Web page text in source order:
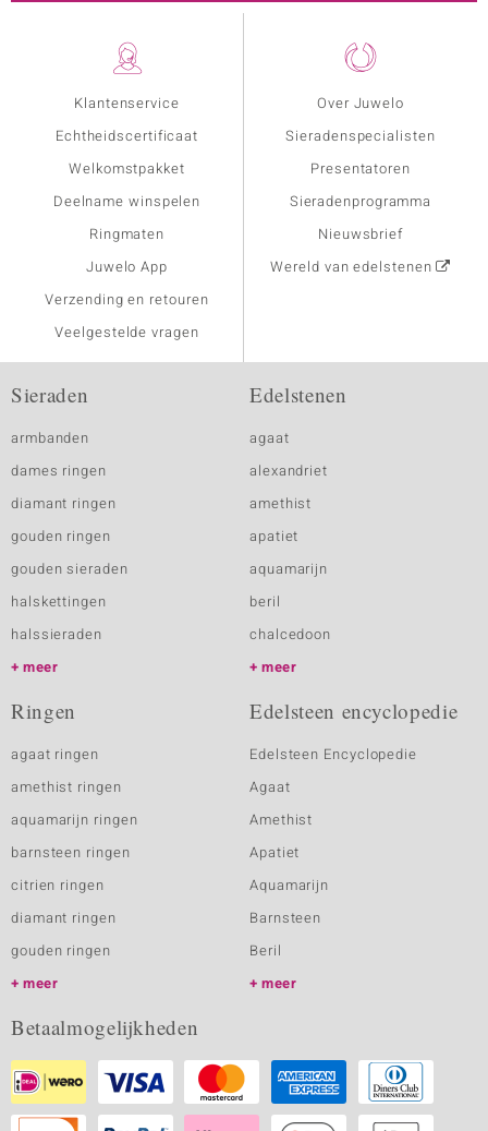
Klantenservice
Echtheidscertificaat
Welkomstpakket
Deelname winspelen
Ringmaten
Juwelo App
Verzending en retouren
Veelgestelde vragen
Over Juwelo
Sieradenspecialisten
Presentatoren
Sieradenprogramma
Nieuwsbrief
Wereld van edelstenen
Sieraden
armbanden
dames ringen
diamant ringen
gouden ringen
gouden sieraden
halskettingen
halssieraden
meer
Edelstenen
agaat
alexandriet
amethist
apatiet
aquamarijn
beril
chalcedoon
meer
Ringen
agaat ringen
amethist ringen
aquamarijn ringen
barnsteen ringen
citrien ringen
diamant ringen
gouden ringen
meer
Edelsteen encyclopedie
Edelsteen Encyclopedie
Agaat
Amethist
Apatiet
Aquamarijn
Barnsteen
Beril
meer
Betaalmogelijkheden